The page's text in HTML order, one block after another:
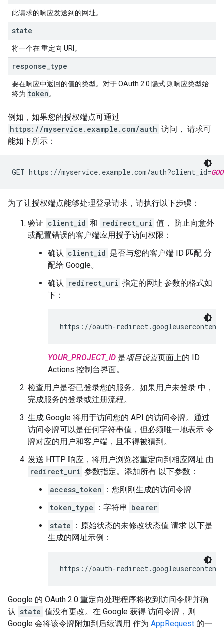
此请求的响应发送到的网址。
state
将一个在 重定向 URI。
response type
要在响应中返回的值的类型。对于 OAuth 2.0 隐式 则响应类型始
终为 token。
例如，如果您的授权端点可通过
https://myservice.example.com/auth 访问， 请求可
能如下所示：
GET https://myservice.example.com/auth?client_id=
为了让授权端点能够处理登录请求，请执行以下步骤：
验证 client_id 和 redirect_uri 值， 防止向意外
或配置错误的客户端应用授予访问权限：
确认 client_id 是否与您的客户端 ID 匹配 分
配给 Google。
确认
redirect_uri 指定的网址 参数的格式如
下：
https://oauth-
YOUR_PROJECT_ID 是项目设置页面上的 ID
Actions 控制台界面。
检查用户是否已登录您的服务。如果用户未登录 中，
完成服务的登录或注册流程。
生成 Google 将用于访问您的 API 的访问令牌。通过
访问令牌可以是任何字符串值，但必须唯一地表示 令
牌对应的用户和客户端，且不得被猜到。
发送 HTTP 响应，将用户浏览器重定向到相应网址 由
redirect_uri 参数指定。添加所有 以下参数：
access_token
：您刚刚生成的访问令牌
token_type
：字符串 bearer
state
：原始状态的未修改状态值 请求 以下是
生成的网址示例：
https://oauth-
Google 的 OAuth 2.0 重定向处理程序将收到访问令牌并确
认 state 值没有更改。在 Google 获得 访问令牌，则
Google 会将该令牌附加到后续调用 作为 AppRequest 的一